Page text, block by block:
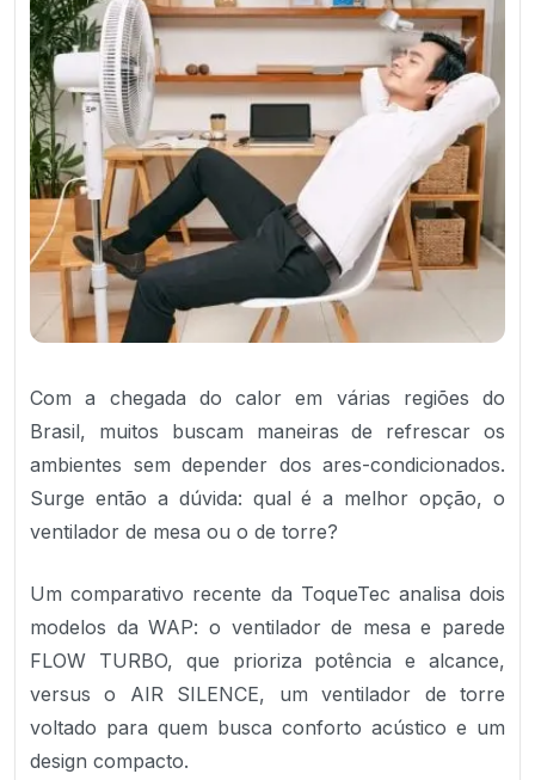
Com a chegada do calor em várias regiões do
Brasil, muitos buscam maneiras de refrescar os
ambientes sem depender dos ares-condicionados.
Surge então a dúvida: qual é a melhor opção, o
ventilador de mesa ou o de torre?
Um comparativo recente da ToqueTec analisa dois
modelos da WAP: o ventilador de mesa e parede
FLOW TURBO, que prioriza potência e alcance,
versus o AIR SILENCE, um ventilador de torre
voltado para quem busca conforto acústico e um
design compacto.